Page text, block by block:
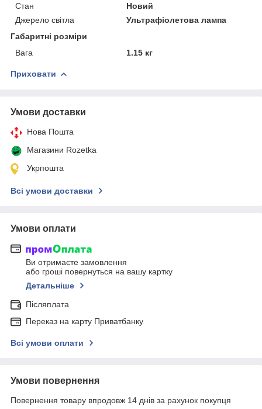
Стан
Новий
Джерело світла
Ультрафіолетова лампа
Габаритні розміри
Вага
1.15 кг
Приховати
Умови доставки
Нова Пошта
Магазини Rozetka
Укрпошта
Всі умови доставки
Умови оплати
Ви отримаєте замовлення
або гроші повернуться на вашу картку
Детальніше
Післяплата
Переказ на карту Приватбанку
Всі умови оплати
Умови повернення
Повернення товару впродовж 14 днів за рахунок покупця